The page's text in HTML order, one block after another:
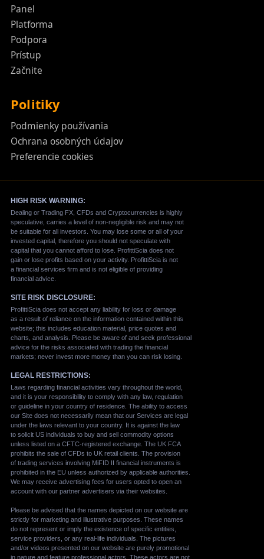
Panel
Platforma
Podpora
Prístup
Začnite
Politiky
Podmienky používania
Ochrana osobných údajov
Preferencie cookies